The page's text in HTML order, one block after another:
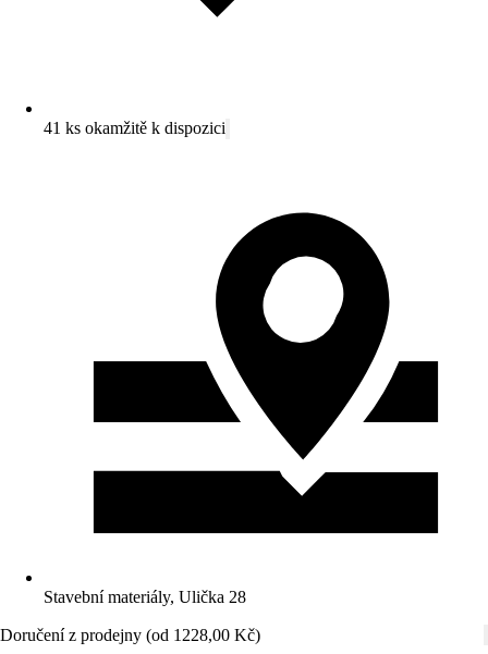
41 ks okamžitě k dispozici
Stavební materiály, Ulička 28
Doručení z prodejny (od 1228,00 Kč)